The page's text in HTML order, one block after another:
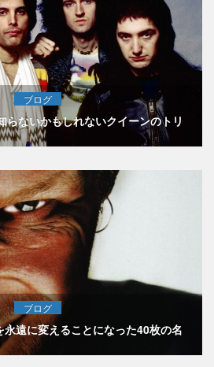
ブログ
らないかもしれないクイーンのトリ
ブログ
遠に変えることになった40枚の名